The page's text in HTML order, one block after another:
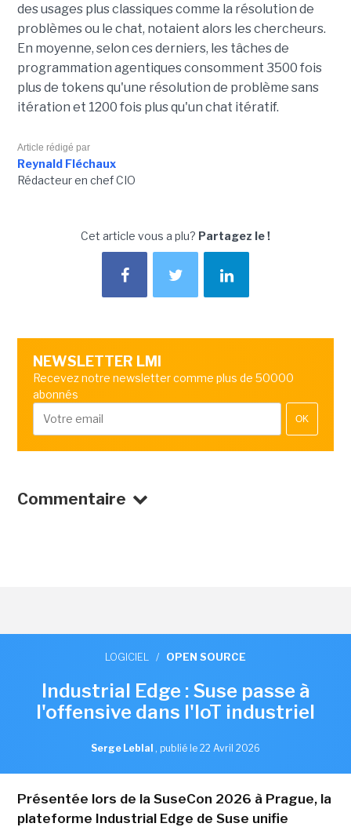
des usages plus classiques comme la résolution de
problèmes ou le chat, notaient alors les chercheurs.
En moyenne, selon ces derniers, les tâches de
programmation agentiques consomment 3500 fois
plus de tokens qu'une résolution de problème sans
itération et 1200 fois plus qu'un chat itératif.
Article rédigé par
Reynald Fléchaux
Rédacteur en chef CIO
Cet article vous a plu? Partagez le !
NEWSLETTER LMI
Recevez notre newsletter comme plus de 50000
abonnés
OK
Commentaire
LOGICIEL / OPEN SOURCE
Industrial Edge : Suse passe à
l'offensive dans l'IoT industriel
Serge Leblal , publié le 22 Avril 2026
Présentée lors de la SuseCon 2026 à Prague, la
plateforme Industrial Edge de Suse unifie